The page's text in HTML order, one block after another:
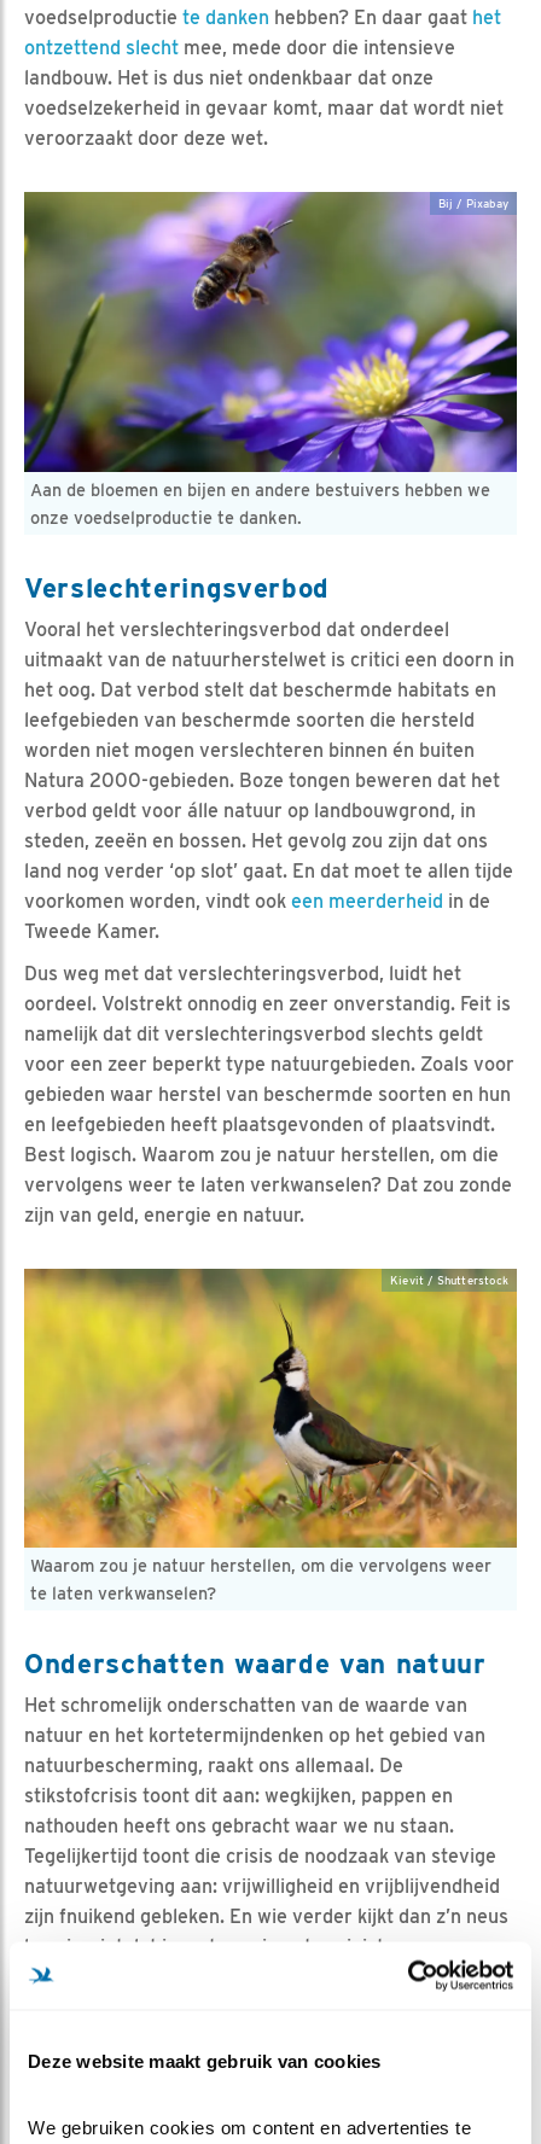
Deze website maakt gebruik van cookies
We gebruiken cookies om content en advertenties te
voedselproductie te danken hebben? En daar gaat het
ontzettend slecht mee, mede door die intensieve
landbouw. Het is dus niet ondenkbaar dat onze
voedselzekerheid in gevaar komt, maar dat wordt niet
veroorzaakt door deze wet.
Aan de bloemen en bijen en andere bestuivers hebben we
onze voedselproductie te danken.
Bij / Pixabay
Verslechteringsverbod
Vooral het verslechteringsverbod dat onderdeel
uitmaakt van de natuurherstelwet is critici een doorn in
het oog. Dat verbod stelt dat beschermde habitats en
leefgebieden van beschermde soorten die hersteld
worden niet mogen verslechteren binnen én buiten
Natura 2000-gebieden. Boze tongen beweren dat het
verbod geldt voor álle natuur op landbouwgrond, in
steden, zeeën en bossen. Het gevolg zou zijn dat ons
land nog verder ‘op slot’ gaat. En dat moet te allen tijde
voorkomen worden, vindt ook een meerderheid in de
Tweede Kamer.
Dus weg met dat verslechteringsverbod, luidt het
oordeel. Volstrekt onnodig en zeer onverstandig. Feit is
namelijk dat dit verslechteringsverbod slechts geldt
voor een zeer beperkt type natuurgebieden. Zoals voor
gebieden waar herstel van beschermde soorten en hun
en leefgebieden heeft plaatsgevonden of plaatsvindt.
Best logisch. Waarom zou je natuur herstellen, om die
vervolgens weer te laten verkwanselen? Dat zou zonde
zijn van geld, energie en natuur.
Waarom zou je natuur herstellen, om die vervolgens weer
te laten verkwanselen?
Kievit / Shutterstock
Onderschatten waarde van natuur
Het schromelijk onderschatten van de waarde van
natuur en het kortetermijndenken op het gebied van
natuurbescherming, raakt ons allemaal. De
stikstofcrisis toont dit aan: wegkijken, pappen en
nathouden heeft ons gebracht waar we nu staan.
Tegelijkertijd toont die crisis de noodzaak van stevige
natuurwetgeving aan: vrijwilligheid en vrijblijvendheid
zijn fnuikend gebleken. En wie verder kijkt dan z’n neus
lang is, ziet dat investeren in natuur juist
toekomstperspectief biedt en voorkómt dat ons land
investeren in natuurherstel, levert ons tussen de 8 en
Commissie.